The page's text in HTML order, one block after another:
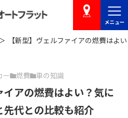
店舗を探す
メニュー
【新型】ヴェルファイアの燃費はよ
ー 燃費 車の知識
イアの燃費はよい？気に
代との比較も紹介